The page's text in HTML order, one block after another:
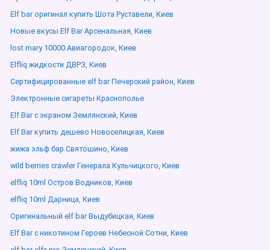
Elf bar оригинал купить Шота Руставели, Киев
Новые вкусы Elf Bar Арсенальная, Киев
lost mary 10000 Авиагородок, Киев
Elfliq жидкости ДВРЗ, Киев
Сертифицированные elf bar Печерский район, Киев
Электронные сигареты Краснополье
Elf Bar с экраном Землянский, Киев
Elf Bar купить дешево Новоселицкая, Киев
жижа эльф бар Святошино, Киев
wild berries crawler Генерала Кульчицкого, Киев
elfliq 10ml Остров Водников, Киев
elfliq 10ml Дарница, Киев
Оригинальный elf bar Выдубицкая, Киев
Elf Bar с никотином Героев Небесной Сотни, Киев